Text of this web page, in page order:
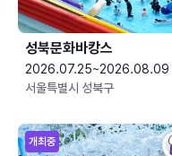
성북문화바캉스
2026.07.25~2026.08.09
서울특별시 성북구
개최중